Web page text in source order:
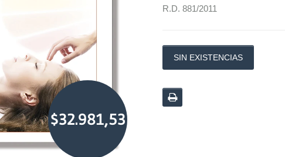
$32.981,53
R.D. 881/2011
SIN EXISTENCIAS